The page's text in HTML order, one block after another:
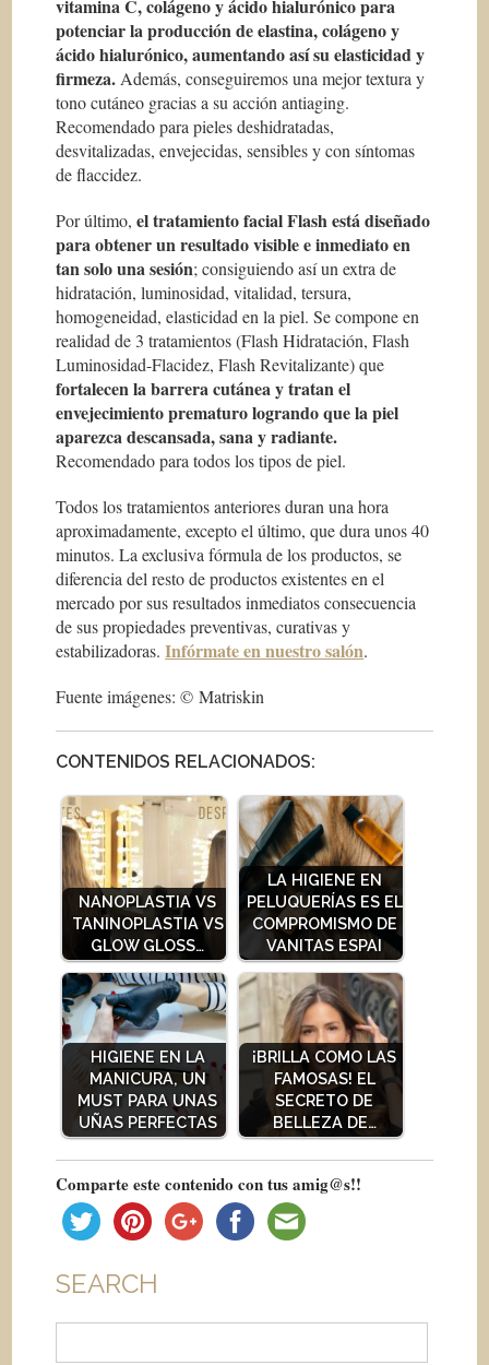
vitamina C, colágeno y ácido hialurónico para
potenciar la producción de elastina, colágeno y
ácido hialurónico, aumentando así su elasticidad y
firmeza. Además, conseguiremos una mejor textura y
tono cutáneo gracias a su acción antiaging.
Recomendado para pieles deshidratadas,
desvitalizadas, envejecidas, sensibles y con síntomas
de flaccidez.
Por último,el tratamiento facial Flash está diseñado
para obtener un resultado visible e inmediato en
tan solo una sesión; consiguiendo así un extra de
hidratación, luminosidad, vitalidad, tersura,
homogeneidad, elasticidad en la piel. Se compone en
realidad de 3 tratamientos (Flash Hidratación, Flash
Luminosidad-Flacidez, Flash Revitalizante) que
fortalecen la barrera cutánea y tratan el
envejecimiento prematuro logrando que la piel
aparezca descansada, sana y radiante.
Recomendado para todos los tipos de piel.
Todos los tratamientos anteriores duran una hora
aproximadamente, excepto el último, que dura unos 40
minutos. La exclusiva fórmula de los productos, se
diferencia del resto de productos existentes en el
mercado por sus resultados inmediatos consecuencia
de sus propiedades preventivas, curativas y
estabilizadoras.Infórmate en nuestro salón.
Fuente imágenes: © Matriskin
CONTENIDOS RELACIONADOS:
NANOPLASTIA VS
TANINOPLASTIA VS
GLOW GLOSS…
LA HIGIENE EN
PELUQUERÍAS ES EL
COMPROMISMO DE
VANITAS ESPAI
HIGIENE EN LA
MANICURA, UN
MUST PARA UNAS
UÑAS PERFECTAS
¡BRILLA COMO LAS
FAMOSAS! EL
SECRETO DE
BELLEZA DE…
Comparte este contenido con tus amig@s!!
SEARCH